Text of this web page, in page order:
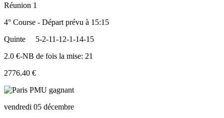
Réunion 1
4° Course - Départ prévu à 15:15
Quinte
5-2-11-12-1-14-15
2.0 €-NB de fois la mise: 21
2776.40 €
vendredi 05 décembre